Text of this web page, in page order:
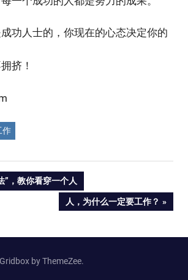
功人士的，你现在的心态决定你的
挤！
作
”，教你看穿一个人
NEXT
人，为什么一定要工作？
by ThemeZee.